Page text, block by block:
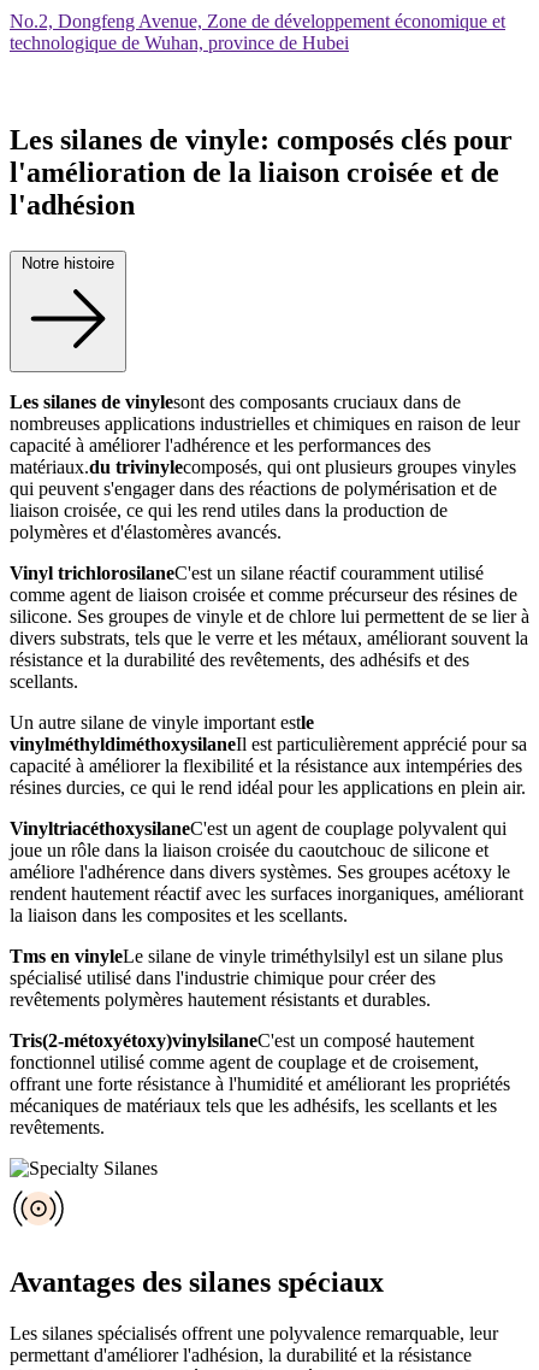
No.2, Dongfeng Avenue, Zone de développement économique et
technologique de Wuhan, province de Hubei
Les silanes de vinyle: composés clés pour
l'amélioration de la liaison croisée et de
l'adhésion
Notre histoire
Les silanes de vinylesont des composants cruciaux dans de
nombreuses applications industrielles et chimiques en raison de leur
capacité à améliorer l'adhérence et les performances des
matériaux.du trivinylecomposés, qui ont plusieurs groupes vinyles
qui peuvent s'engager dans des réactions de polymérisation et de
liaison croisée, ce qui les rend utiles dans la production de
polymères et d'élastomères avancés.
Vinyl trichlorosilaneC'est un silane réactif couramment utilisé
comme agent de liaison croisée et comme précurseur des résines de
silicone. Ses groupes de vinyle et de chlore lui permettent de se lier à
divers substrats, tels que le verre et les métaux, améliorant souvent la
résistance et la durabilité des revêtements, des adhésifs et des
scellants.
Un autre silane de vinyle important estle
vinylméthyldiméthoxysilaneIl est particulièrement apprécié pour sa
capacité à améliorer la flexibilité et la résistance aux intempéries des
résines durcies, ce qui le rend idéal pour les applications en plein air.
VinyltriacéthoxysilaneC'est un agent de couplage polyvalent qui
joue un rôle dans la liaison croisée du caoutchouc de silicone et
améliore l'adhérence dans divers systèmes. Ses groupes acétoxy le
rendent hautement réactif avec les surfaces inorganiques, améliorant
la liaison dans les composites et les scellants.
Tms en vinyleLe silane de vinyle triméthylsilyl est un silane plus
spécialisé utilisé dans l'industrie chimique pour créer des
revêtements polymères hautement résistants et durables.
Tris(2-métoxyétoxy)vinylsilaneC'est un composé hautement
fonctionnel utilisé comme agent de couplage et de croisement,
offrant une forte résistance à l'humidité et améliorant les propriétés
mécaniques de matériaux tels que les adhésifs, les scellants et les
revêtements.
Avantages des silanes spéciaux
Les silanes spécialisés offrent une polyvalence remarquable, leur
permettant d'améliorer l'adhésion, la durabilité et la résistance